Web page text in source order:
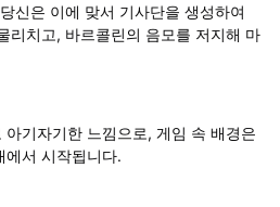
신은 이에 맞서 기사단을 생성하여
리치고, 바르콜린의 음모를 저지해 마
기자기한 느낌으로, 게임 속 배경은
에서 시작됩니다.